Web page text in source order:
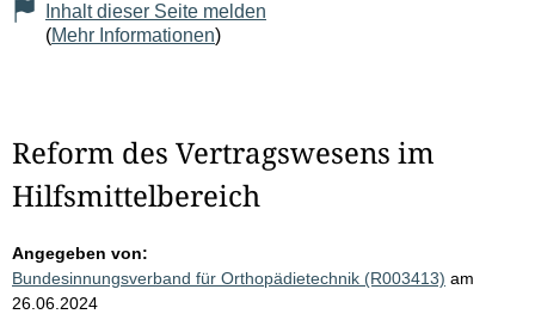
Inhalt dieser Seite melden
(Mehr Informationen)
Reform des Vertragswesens im
Hilfsmittelbereich
Angegeben von:
Bundesinnungsverband für Orthopädietechnik (R003413) am
26.06.2024